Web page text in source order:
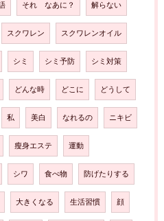
それ なあに？ 解らない
スクワレン スクワレンオイル
シミ シミ予防 シミ対策
どんな時 どこに どうして
私 美白 なれるの ニキビ
瘦身エステ 運動
シワ 食べ物 防げたりする
大きくなる 生活習慣 顔